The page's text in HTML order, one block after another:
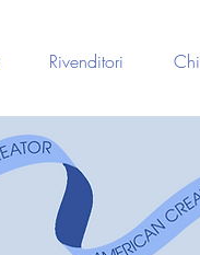
Rivenditori